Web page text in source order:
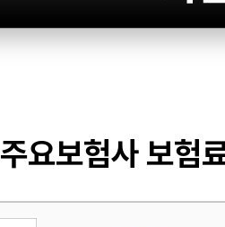
주요보험사 보험